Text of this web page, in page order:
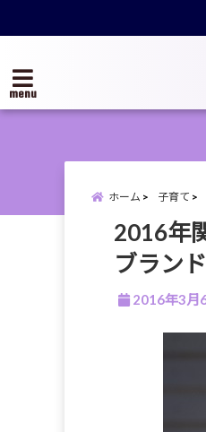
menu
ホーム 子育て
2016年
ブラン
2016年3月